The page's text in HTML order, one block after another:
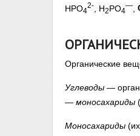
НРО4
2- , Н2РO4
—
Органические
Углеводы —
— моносахариды
Моносахариды